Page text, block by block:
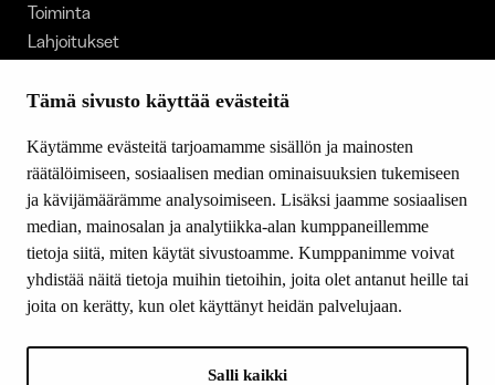
Tämä sivusto käyttää evästeitä
Käytämme evästeitä tarjoamamme sisällön ja mainosten
räätälöimiseen, sosiaalisen median ominaisuuksien tukemiseen
ja kävijämäärämme analysoimiseen. Lisäksi jaamme sosiaalisen
median, mainosalan ja analytiikka-alan kumppaneillemme
tietoja siitä, miten käytät sivustoamme. Kumppanimme voivat
yhdistää näitä tietoja muihin tietoihin, joita olet antanut heille tai
joita on kerätty, kun olet käyttänyt heidän palvelujaan.
Salli kaikki
Toiminta
Lahjoitukset
Ajankohtaista
Yhteystiedot
SEURAA MEITÄ
Facebook
Instagram
LinkedIn